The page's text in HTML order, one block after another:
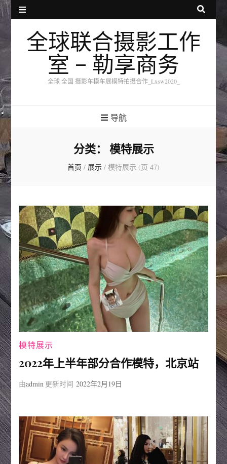
全球联合摄影工作
室 – 勒享商务
全球 全国 摄影车模车展模特拍摄合作_Lxsw2020_
导航
分类： 模特展示
首页 / 展示 / 模特展示 (页 47)
模特展示
2022年上半年部分合作模特，北京站
由admin 更新时间 2022年2月19日